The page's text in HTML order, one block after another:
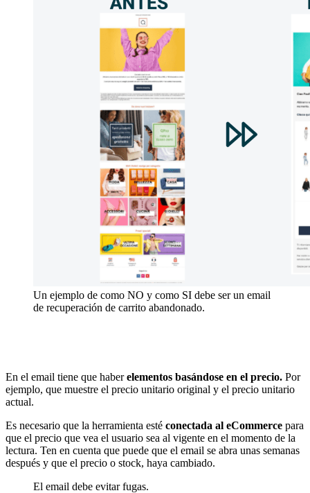
Un ejemplo de como NO y como SI debe ser un email
de recuperación de carrito abandonado.
En el email tiene que haberelementos basándose en el precio. Por
ejemplo, que muestre el precio unitario original y el precio unitario
actual.
Es necesario que la herramienta esté conectada al eCommerce para
que el precio que vea el usuario sea al vigente en el momento de la
lectura. Ten en cuenta que puede que el email se abra unas semanas
después y que el precio o stock, haya cambiado.
El email debe evitar fugas.